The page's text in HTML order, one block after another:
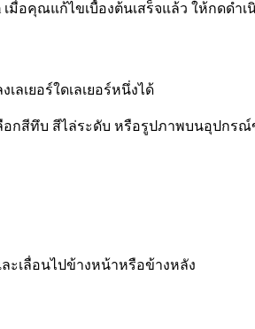
คุณแก้ไขเบื้องต้นเสร็จแล้ว ให้กดดำเ
เยอร์ใดเลเยอร์หนึ่งได้
อกสีทึบ สีไล่ระดับ หรือรูปภาพบนอุปกร
เลื่อนไปข้างหน้าหรือข้างหลัง